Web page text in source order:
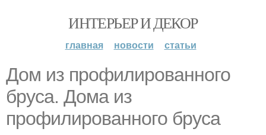
ИНТЕРЬЕР И ДЕКОР
главная новости статьи
Дом из профилированного
бруса. Дома из
профилированного бруса